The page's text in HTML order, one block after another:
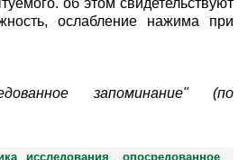
об этом свидетельствуют
ослабление нажима при
запоминание" (по
исследования
опосредованное